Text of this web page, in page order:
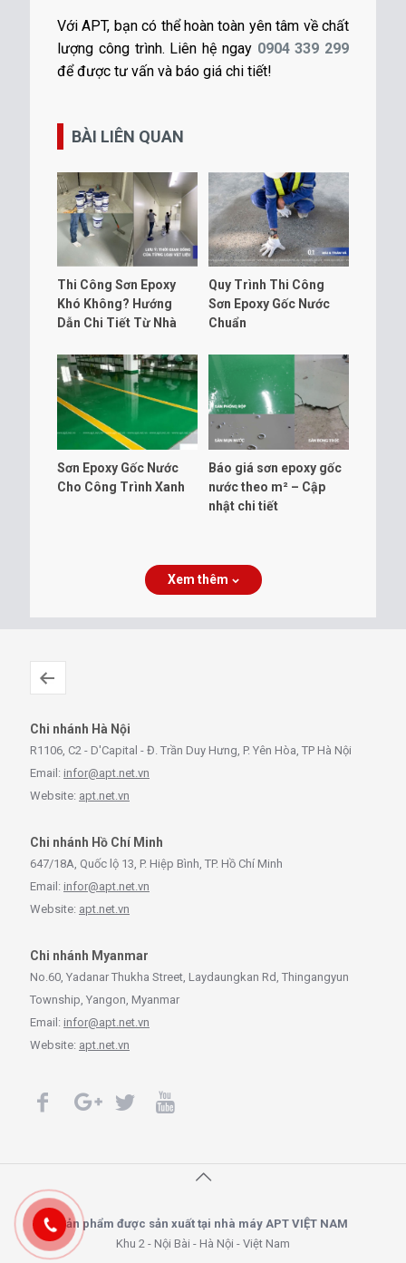
Với APT, bạn có thể hoàn toàn yên tâm về chất
lượng công trình. Liên hệ ngay 0904 339 299
để được tư vấn và báo giá chi tiết!
BÀI LIÊN QUAN
Thi Công Sơn Epoxy
Khó Không? Hướng
Dẫn Chi Tiết Từ Nhà
Quy Trình Thi Công
Sơn Epoxy Gốc Nước
Chuẩn
Sơn Epoxy Gốc Nước
Cho Công Trình Xanh
Báo giá sơn epoxy gốc
nước theo m² – Cập
nhật chi tiết
Xem thêm
Chi nhánh Hà Nội
R1106, C2 - D'Capital - Đ. Trần Duy Hưng, P. Yên Hòa, TP Hà Nội
Email: infor@apt.net.vn
Website: apt.net.vn
Chi nhánh Hồ Chí Minh
647/18A, Quốc lộ 13, P. Hiệp Bình, TP. Hồ Chí Minh
Email: infor@apt.net.vn
Website: apt.net.vn
Chi nhánh Myanmar
No.60, Yadanar Thukha Street, Laydaungkan Rd, Thingangyun
Township, Yangon, Myanmar
Email: infor@apt.net.vn
Website: apt.net.vn
Sản phẩm được sản xuất tại nhà máy APT VIỆT NAM
Khu 2 - Nội Bài - Hà Nội - Việt Nam